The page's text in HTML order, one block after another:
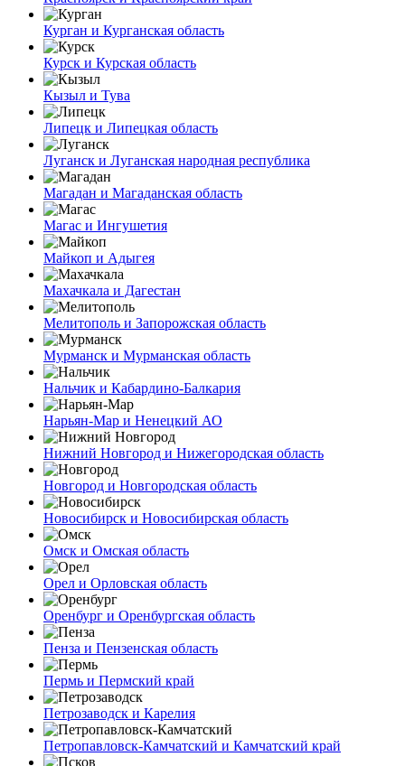
Курган и Курганская область
Курск и Курская область
Кызыл и Тува
Липецк и Липецкая область
Луганск и Луганская народная республика
Магадан и Магаданская область
Магас и Ингушетия
Майкоп и Адыгея
Махачкала и Дагестан
Мелитополь и Запорожская область
Мурманск и Мурманская область
Нальчик и Кабардино-Балкария
Нарьян-Мар и Ненецкий АО
Нижний Новгород и Нижегородская область
Новгород и Новгородская область
Новосибирск и Новосибирская область
Омск и Омская область
Орел и Орловская область
Оренбург и Оренбургская область
Пенза и Пензенская область
Пермь и Пермский край
Петрозаводск и Карелия
Петропавловск-Камчатский и Камчатский край